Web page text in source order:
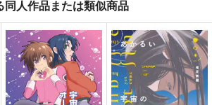
人作品または類似商品